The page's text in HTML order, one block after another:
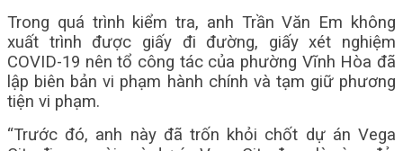
Trong quá trình kiểm tra, anh Trần Văn Em không
xuất trình được giấy đi đường, giấy xét nghiệm
COVID-19 nên tổ công tác của phường Vĩnh Hòa đã
lập biên bản vi phạm hành chính và tạm giữ phương
tiện vi phạm.
“Trước đó, anh này đã trốn khỏi chốt dự án Vega